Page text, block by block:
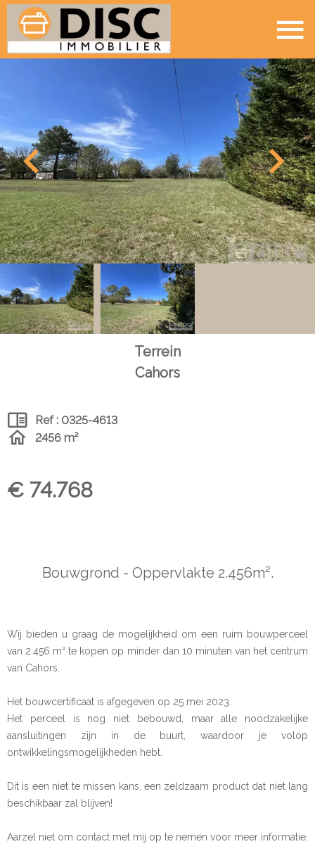
Terrein
Cahors
Ref : 0325-4613
2456 m²
€ 74.768
Bouwgrond - Oppervlakte 2.456m².
Wij bieden u graag de mogelijkheid om een ruim bouwperceel
van 2.456 m² te kopen op minder dan 10 minuten van het centrum
van Cahors.
Het bouwcertificaat is afgegeven op 25 mei 2023.
Het perceel is nog niet bebouwd, maar alle noodzakelijke
aansluitingen zijn in de buurt, waardoor je volop
ontwikkelingsmogelijkheden hebt.
Dit is een niet te missen kans, een zeldzaam product dat niet lang
beschikbaar zal blijven!
Aarzel niet om contact met mij op te nemen voor meer informatie.